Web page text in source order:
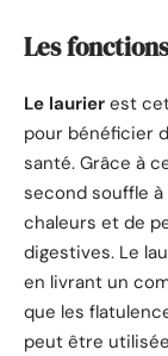
Les
Le laurier est
pour bénéficier
santé. Grâce à
second souffle
chaleurs et de
digestives. Le
en livrant un
que les
peut être